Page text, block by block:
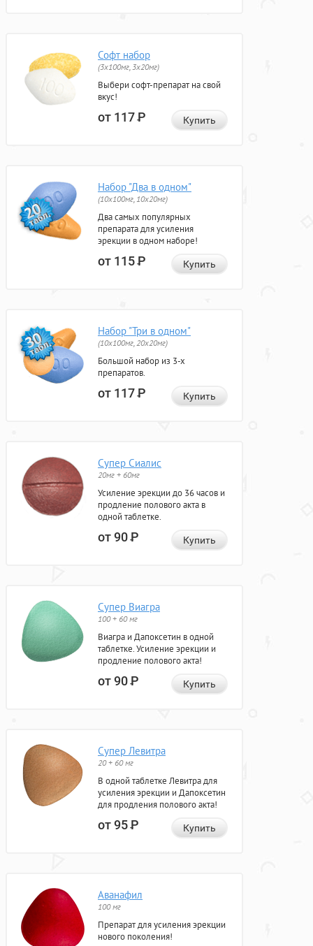
Софт набор
(3x100мг, 3x20мг)
Выбери софт-препарат на свой
вкус!
от 117Р Купить
Набор "Два в одном"
(10x100мг, 10x20мг)
Два самых популярных
препарата для усиления
эрекции в одном наборе!
от 115Р Купить
Набор "Три в одном"
(10x100мг, 20x20мг)
Большой набор из 3-х
препаратов.
от 117Р Купить
Супер Сиалис
20мг + 60мг
Усиление эрекции до 36 часов и
продление полового акта в
одной таблетке.
от 90Р Купить
Супер Виагра
100 + 60 мг
Виагра и Дапоксетин в одной
таблетке. Усиление эрекции и
продление полового акта!
от 90Р Купить
Супер Левитра
20 + 60 мг
В одной таблетке Левитра для
усиления эрекции и Дапоксетин
для продления полового акта!
от 95Р Купить
Аванафил
100 мг
Препарат для усиления эрекции
нового поколения!